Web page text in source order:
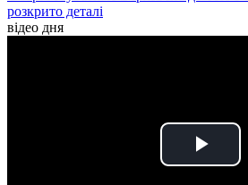
розкрито деталі
відео дня
Play